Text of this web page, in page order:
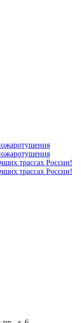
трассах России!
трассах России!